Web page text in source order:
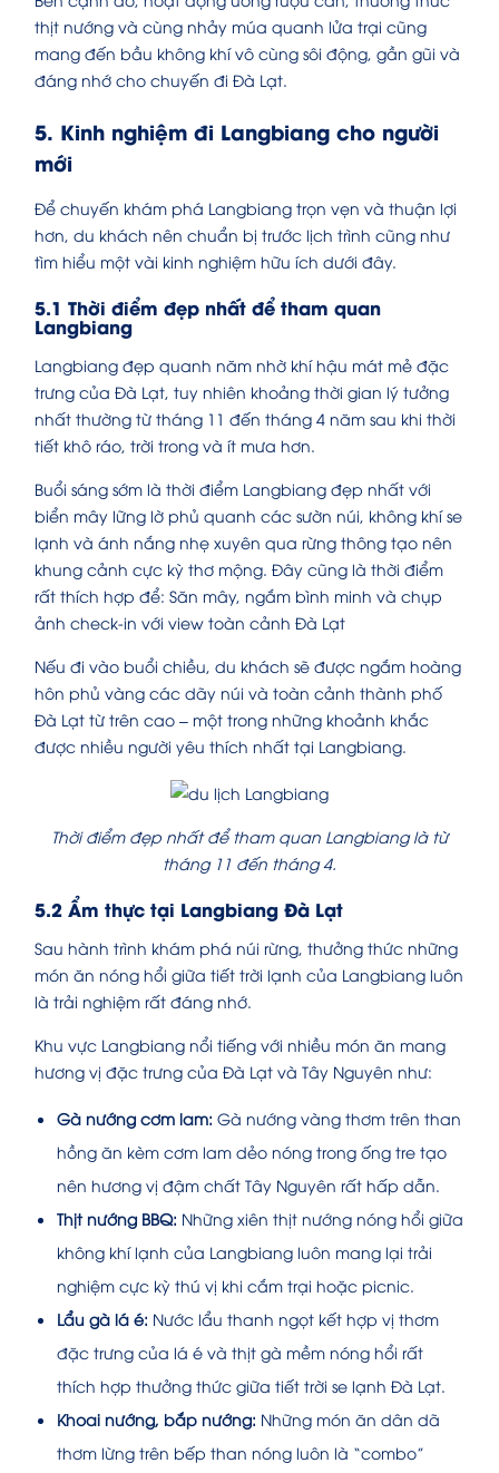
thịt nướng và cùng nhảy múa quanh lửa trại cũng
mang đến bầu không khí vô cùng sôi động, gần gũi và
đáng nhớ cho chuyến đi Đà Lạt.
5. Kinh nghiệm đi Langbiang cho người
mới
Để chuyến khám phá Langbiang trọn vẹn và thuận lợi
hơn, du khách nên chuẩn bị trước lịch trình cũng như
tìm hiểu một vài kinh nghiệm hữu ích dưới đây.
5.1 Thời điểm đẹp nhất để tham quan
Langbiang
Langbiang đẹp quanh năm nhờ khí hậu mát mẻ đặc
trưng của Đà Lạt, tuy nhiên khoảng thời gian lý tưởng
nhất thường từ tháng 11 đến tháng 4 năm sau khi thời
tiết khô ráo, trời trong và ít mưa hơn.
Buổi sáng sớm là thời điểm Langbiang đẹp nhất với
biển mây lững lờ phủ quanh các sườn núi, không khí se
lạnh và ánh nắng nhẹ xuyên qua rừng thông tạo nên
khung cảnh cực kỳ thơ mộng. Đây cũng là thời điểm
rất thích hợp để: Săn mây, ngắm bình minh và chụp
ảnh check-in với view toàn cảnh Đà Lạt
Nếu đi vào buổi chiều, du khách sẽ được ngắm hoàng
hôn phủ vàng các dãy núi và toàn cảnh thành phố
Đà Lạt từ trên cao – một trong những khoảnh khắc
được nhiều người yêu thích nhất tại Langbiang.
Thời điểm đẹp nhất để tham quan Langbiang là từ
tháng 11 đến tháng 4.
5.2 Ẩm thực tại Langbiang Đà Lạt
Sau hành trình khám phá núi rừng, thưởng thức những
món ăn nóng hổi giữa tiết trời lạnh của Langbiang luôn
là trải nghiệm rất đáng nhớ.
Khu vực Langbiang nổi tiếng với nhiều món ăn mang
hương vị đặc trưng của Đà Lạt và Tây Nguyên như:
Gà nướng cơm lam: Gà nướng vàng thơm trên than
hồng ăn kèm cơm lam dẻo nóng trong ống tre tạo
nên hương vị đậm chất Tây Nguyên rất hấp dẫn.
Thịt nướng BBQ: Những xiên thịt nướng nóng hổi giữa
không khí lạnh của Langbiang luôn mang lại trải
nghiệm cực kỳ thú vị khi cắm trại hoặc picnic.
Lẩu gà lá é: Nước lẩu thanh ngọt kết hợp vị thơm
đặc trưng của lá é và thịt gà mềm nóng hổi rất
thích hợp thưởng thức giữa tiết trời se lạnh Đà Lạt.
Khoai nướng, bắp nướng: Những món ăn dân dã
thơm lừng trên bếp than nóng luôn là “combo”